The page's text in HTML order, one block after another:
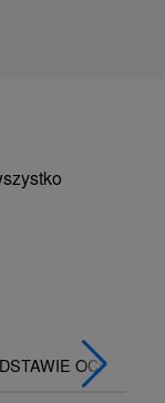
OCENY